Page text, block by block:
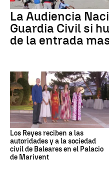
La Audiencia
Guardia Civil si
de la entrada
Los Reyes reciben a las
autoridades y a la sociedad
civil de Baleares en el Palacio
de Marivent